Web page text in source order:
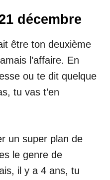
décembre
être ton deuxième
l’affaire. En
ou te dit quelque
tu vas t’en
un super plan de
le genre de
il y a 4 ans, tu